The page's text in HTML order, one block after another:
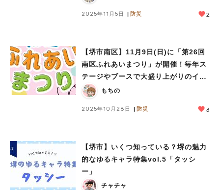
2025年11月5日 防災 2
【堺市南区】11月9日(日)に「第26回
南区ふれあいまつり」が開催！毎年ス
テージやブースで大盛り上がりのイベ
ント！もちの
2025年10月28日 防災 3
【堺市】いくつ知っている？堺の魅力
的なゆるキャラ特集vol.5「タッシ
ー」
チャチャ